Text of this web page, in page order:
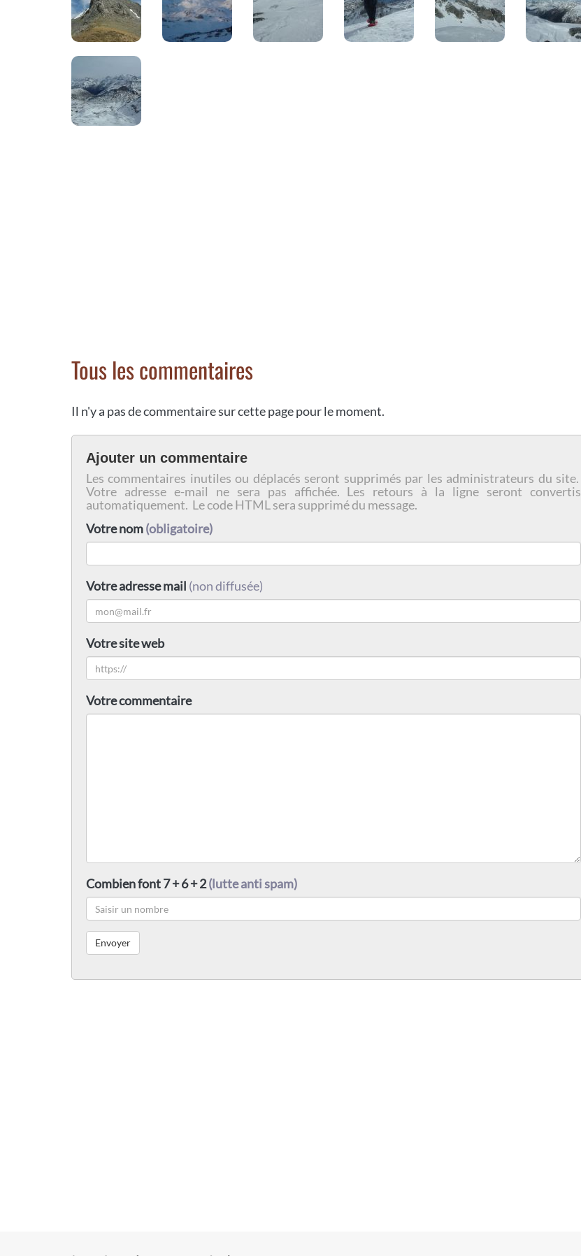
Tous les commentaires
Il n'y a pas de commentaire sur cette page pour le moment.
Ajouter un commentaire
Les commentaires inutiles ou déplacés seront supprimés par les administrateurs du site.
Votre adresse e-mail ne sera pas affichée. Les retours à la ligne seront convertis
automatiquement. Le code HTML sera supprimé du message.
Votre nom(obligatoire)
Votre adresse mail (non diffusée)
Votre site web
Votre commentaire
Combien font 7 + 6 + 2(lutte anti spam)